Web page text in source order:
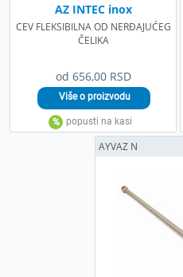
od 656,00 RSD
AZ INTEC inox
CEV FLEKSIBILNA OD NERĐAJUĆEG
ČELIKA
AYVAZ N